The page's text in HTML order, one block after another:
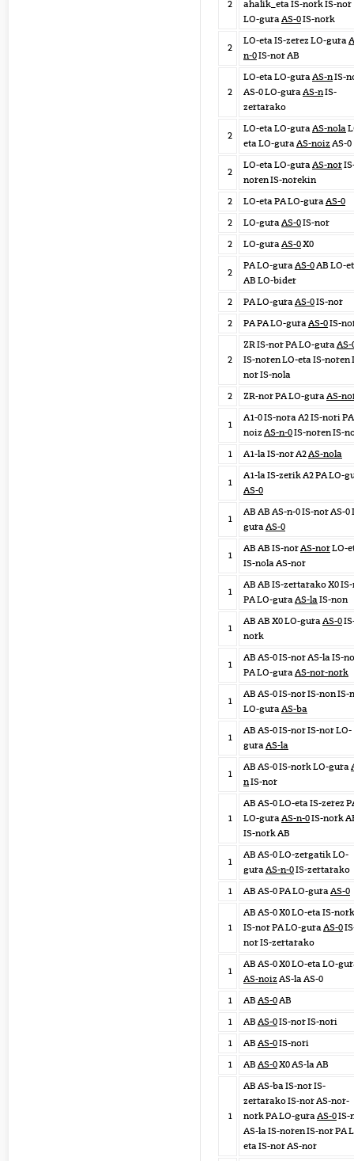
2
ahalik_eta IS-nork IS-nor
LO-guraAS-0IS-nork
2
LO-eta IS-zerez LO-gura
n-0IS-nor AB
2
LO-eta LO-guraAS-nIS-
AS-0 LO-guraAS-nIS-
zertarako
2
LO-eta LO-guraAS-nola
eta LO-guraAS-noiz AS-0
2
LO-eta LO-guraAS-nor
noren IS-norekin
2
LO-eta PA LO-guraAS-0
2
LO-guraAS-0IS-nor
2
LO-guraAS-0X0
2
PA LO-guraAS-0AB LO-
AB LO-bider
2
PA LO-guraAS-0IS-nor
2
PA PA LO-guraAS-0IS-
2
ZR IS-nor PA LO-guraAS-
IS-noren LO-eta IS-noren
nor IS-nola
2
ZR-nor PA LO-guraAS-
1
A1-0 IS-nora A2 IS-nori
noiz AS-n-0IS-noren IS-
1
A1-la IS-nor A2AS-nola
1
A1-la IS-zerik A2 PA LO-
AS-0
1
AB AB AS-n-0 IS-nor AS-0
guraAS-0
1
AB AB IS-norAS-norLO-
IS-nola AS-nor
1
AB AB IS-zertarako X0
PA LO-guraAS-laIS-non
1
AB AB X0 LO-guraAS-0
nork
1
AB AS-0 IS-nor AS-la IS-
PA LO-guraAS-nor-nork
1
AB AS-0 IS-nor IS-non IS-
LO-guraAS-ba
1
AB AS-0 IS-nor IS-nor LO-
guraAS-la
1
AB AS-0 IS-nork LO-gura
nIS-nor
1
AB AS-0 LO-eta IS-zerez
LO-guraAS-n-0IS-nork
IS-nork AB
1
AB AS-0 LO-zergatik LO-
guraAS-n-0IS-zertarako
1
AB AS-0 PA LO-guraAS-0
1
AB AS-0 X0 LO-eta IS-nork
IS-nor PA LO-guraAS-0
nor IS-zertarako
1
AB AS-0 X0 LO-eta LO-
AS-noiz AS-la AS-0
1
AB AS-0AB
1
AB AS-0IS-nor IS-nori
1
AB AS-0IS-nori
1
AB AS-0X0 AS-la AB
1
AB AS-ba IS-nor IS-
zertarako IS-nor AS-nor-
nork PA LO-guraAS-0IS-
AS-la IS-noren IS-nor PA
eta IS-nor AS-nor